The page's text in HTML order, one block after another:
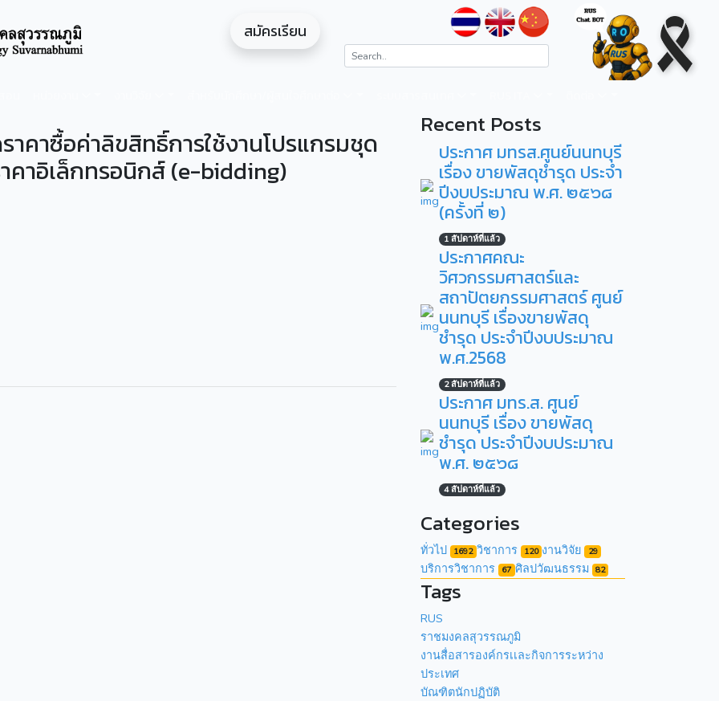
สมัครเรียน
าคาซื้อค่าลิขสิทธิ์การใช้งานโปรแกรมชุด
คาอิเล็กทรอนิกส์ (e-bidding)
Recent Posts
ประกาศ มทรส.ศูนย์นนทบุรี
เรื่อง ขายพัสดุชำรุด ประจำ
ปีงบประมาณ พ.ศ. ๒๕๖๘
(ครั้งที่ ๒)
1 สัปดาห์ที่แล้ว
ประกาศคณะ
วิศวกรรมศาสตร์และ
สถาปัตยกรรมศาสตร์ ศูนย์
นนทบุรี เรื่องขายพัสดุ
ชำรุด ประจำปีงบประมาณ
พ.ศ.2568
2 สัปดาห์ที่แล้ว
ประกาศ มทร.ส. ศูนย์
นนทบุรี เรื่อง ขายพัสดุ
ชำรุด ประจำปีงบประมาณ
พ.ศ. ๒๕๖๘
4 สัปดาห์ที่แล้ว
Categories
ทั่วไป 1692 วิชาการ 120 งานวิจัย 29
บริการวิชาการ 67 ศิลปวัฒนธรรม 82
Tags
RUS
ราชมงคลสุวรรณภูมิ
งานสื่อสารองค์กรเเละกิจการระหว่าง
ประเทศ
บัณฑิตนักปฏิบัติ